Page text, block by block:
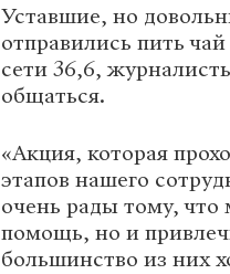
Уставшие, но
отправились пить
сети 36,6,
общаться.
«Акция, которая
этапов нашего
очень рады тому,
помощь, но и
большинство из них